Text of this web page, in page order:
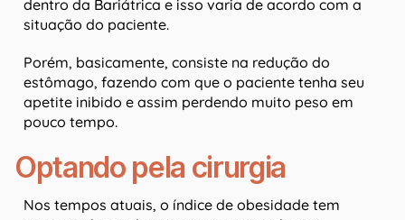
dentro da Bariátrica e isso varia de acordo com a
situação do paciente.
Porém, basicamente, consiste na redução do
estômago, fazendo com que o paciente tenha seu
apetite inibido e assim perdendo muito peso em
pouco tempo.
Optando pela cirurgia
Nos tempos atuais, o índice de obesidade tem